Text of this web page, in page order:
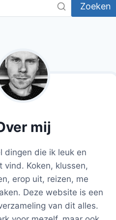
Zoeken
mij
dingen die ik leuk en
vind. Koken, klussen,
erop uit, reizen, me
Deze website is een
van dit alles.